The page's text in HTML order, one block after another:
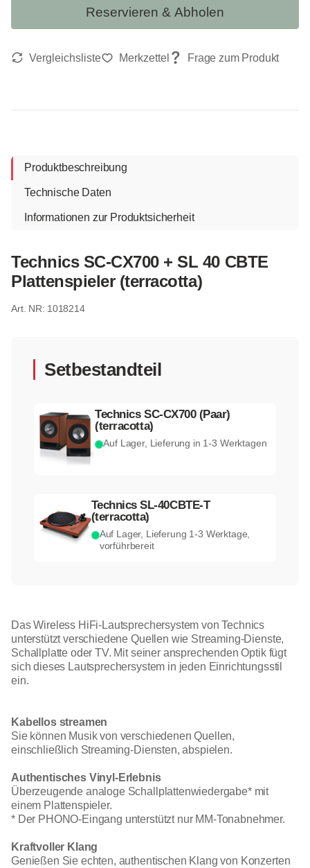
Reservieren & Abholen
Produktbeschreibung
Technische Daten
Informationen zur Produktsicherheit
Technics SC-CX700 + SL 40 CBTE
Plattenspieler (terracotta)
1018214
Setbestandteil
Technics SC-CX700 (Paar)
(terracotta)
Auf Lager, Lieferung in 1-3 Werktagen
Technics SL-40CBTE-T
(terracotta)
Auf Lager, Lieferung 1-3 Werktage,
vorführbereit
Das Wireless HiFi-Lautsprechersystem von Technics
unterstützt verschiedene Quellen wie Streaming-Dienste,
Schallplatte oder TV. Mit seiner ansprechenden Optik fügt
sich dieses Lautsprechersystem in jeden Einrichtungsstil
ein.
Kabellos streamen
Sie können Musik von verschiedenen Quellen,
einschließlich Streaming-Diensten, abspielen.
Authentisches Vinyl-Erlebnis
Überzeugende analoge Schallplattenwiedergabe* mit
einem Plattenspieler.
* Der PHONO-Eingang unterstützt nur MM-Tonabnehmer.
Kraftvoller Klang
Genießen Sie echten, authentischen Klang von Konzerten